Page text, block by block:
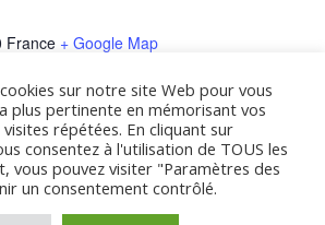
France + Google Map
Amiante SS4 Opérateur
sur notre site Web pour vous
plus pertinente en mémorisant vos
répétées. En cliquant sur
consentez à l'utilisation de TOUS les
vous pouvez visiter "Paramètres des
un consentement contrôlé.